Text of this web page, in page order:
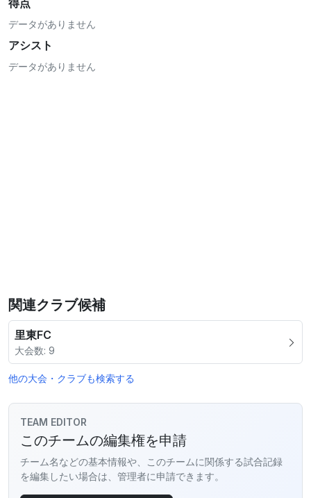
データがありません
アシスト
データがありません
関連クラブ候補
里東FC
大会数: 9
他の大会・クラブも検索する
TEAM EDITOR
このチームの編集権を申請
チーム名などの基本情報や、このチームに関係する試合記録
を編集したい場合は、管理者に申請できます。